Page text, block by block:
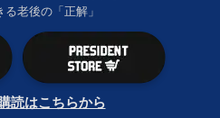
老後の「正解」
読はこちらから